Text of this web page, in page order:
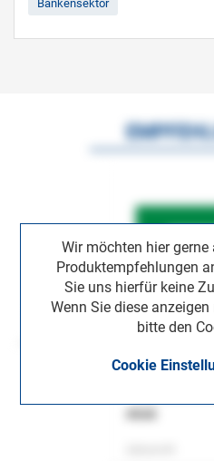
Bankensektor
Wir möchten hier
Produktempfehlungen
Sie uns hierfür keine
Wenn Sie diese
bitte den
Cookie